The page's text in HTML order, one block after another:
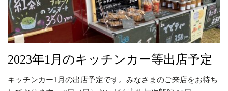
2023年1月のキッチンカー等出店予定
キッチンカー1月の出店予定です。みなさまのご来店をお待ち